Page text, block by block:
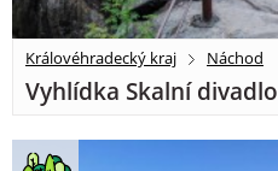
Královéhradecký kraj Náchod
Vyhlídka Skalní divadlo